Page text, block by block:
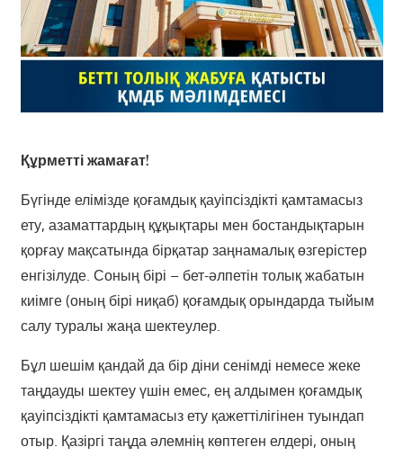
Құрметті жамағат!
Бүгінде елімізде қоғамдық қауіпсіздікті қамтамасыз
ету, азаматтардың құқықтары мен бостандықтарын
қорғау мақсатында бірқатар заңнамалық өзгерістер
енгізілуде. Соның бірі – бет-әлпетін толық жабатын
киімге (оның бірі ниқаб) қоғамдық орындарда тыйым
салу туралы жаңа шектеулер.
Бұл шешім қандай да бір діни сенімді немесе жеке
таңдауды шектеу үшін емес, ең алдымен қоғамдық
қауіпсіздікті қамтамасыз ету қажеттілігінен туындап
отыр. Қазіргі таңда әлемнің көптеген елдері, оның